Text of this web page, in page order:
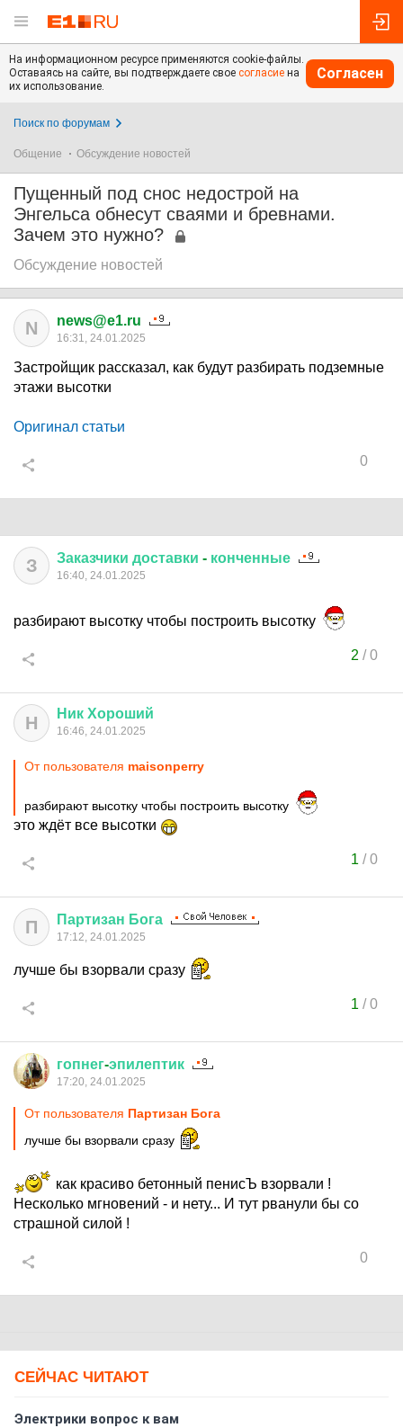
На информационном ресурсе применяются cookie-файлы.
Оставаясь на сайте, вы подтверждаете свое согласие на
их использование.
Согласен
Поиск по форумам
Общение Обсуждение новостей
Пущенный под снос недострой на
Энгельса обнесут сваями и бревнами.
Зачем это нужно?
Обсуждение новостей
N news@e1.ru
16:31, 24.01.2025
Застройщик рассказал, как будут разбирать подземные
этажи высотки
Оригинал статьи
0
З Заказчики доставки - конченные
16:40, 24.01.2025
разбирают высотку чтобы построить высотку
2 /0
Н Ник Хороший
16:46, 24.01.2025
От пользователя maisonperry
разбирают высотку чтобы построить высотку
это ждёт все высотки
1 /0
П Партизан Бога
17:12, 24.01.2025
лучше бы взорвали сразу
1 /0
гопнег-эпилептик
17:20, 24.01.2025
От пользователя Партизан Бога
лучше бы взорвали сразу
как красиво бетонный пенисЪ взорвали !
Несколько мгновений - и нету... И тут рванули бы со
страшной силой !
0
СЕЙЧАС ЧИТАЮТ
Электрики вопрос к вам